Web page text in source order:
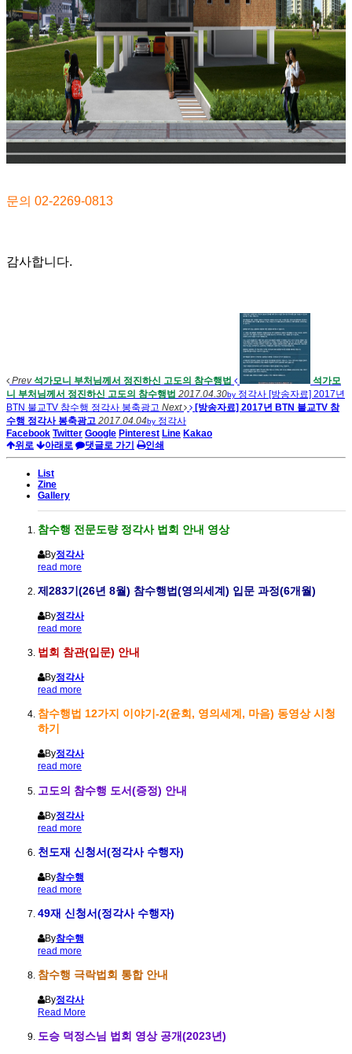
문의 02-2269-0813
감사합니다.
Prev 석가모니 부처님께서 정진하신 고도의 참수행법
석가모
니 부처님께서 정진하신 고도의 참수행법 2017.04.30by 정각사 [방송자료] 2017년
BTN 불교TV 참수행 정각사 봉축광고 Next
[방송자료] 2017년 BTN 불교TV 참
수행 정각사 봉축광고 2017.04.04by 정각사
Facebook Twitter Google Pinterest Line Kakao
위로
아래로 댓글로 가기 인쇄
List
Zine
Gallery
참수행 전문도량 정각사 법회 안내 영상
By정각사
read more
제283기(26년 8월) 참수행법(영의세계) 입문 과정(6개월)
By정각사
read more
법회 참관(입문) 안내
By정각사
read more
참수행법 12가지 이야기-2(윤회, 영의세계, 마음) 동영상 시청
하기
By정각사
read more
고도의 참수행 도서(증정) 안내
By정각사
read more
천도재 신청서(정각사 수행자)
By참수행
read more
49재 신청서(정각사 수행자)
By참수행
read more
참수행 극락법회 통합 안내
By정각사
Read More
도승 덕정스님 법회 영상 공개(2023년)